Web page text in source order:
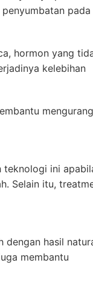
pada
hormon yang
kelebihan
teknologi ini
Selain itu,
dengan hasil
membantu